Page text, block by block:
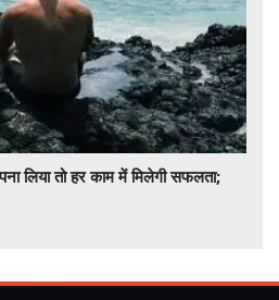
लिया तो हर काम में मिलेगी सफलता;